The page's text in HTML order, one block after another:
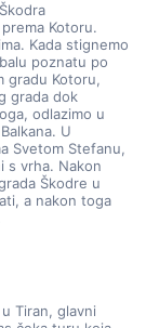
Kotoru.
Kada stignemo
poznatu po
gradu Kotoru,
grada dok
odlazimo u
U
Svetom Stefanu,
s vrha. Nakon
Škodre u
a nakon toga
Tiran, glavni